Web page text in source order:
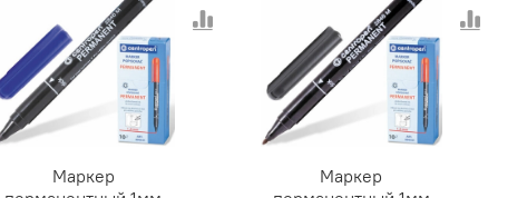
Маркер
Маркер